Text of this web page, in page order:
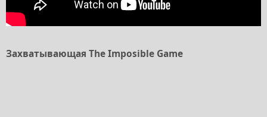
Захватывающая The Imposible Game